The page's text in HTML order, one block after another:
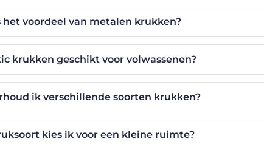
het voordeel van metalen krukken?
krukken geschikt voor volwassenen?
ik verschillende soorten krukken?
kies ik voor een kleine ruimte?